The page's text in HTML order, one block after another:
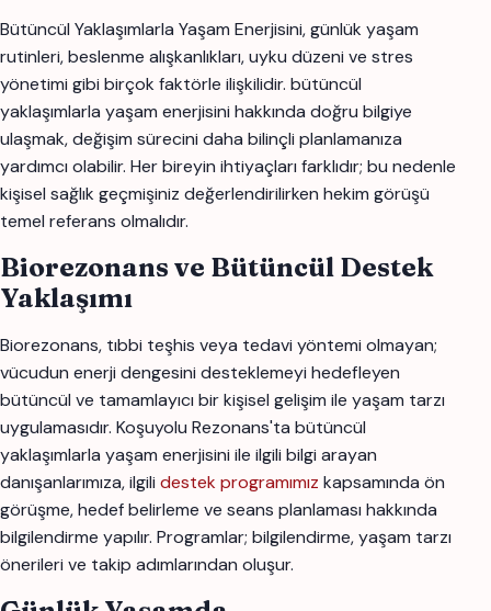
Bütüncül Yaklaşımlarla Yaşam Enerjisini, günlük yaşam
rutinleri, beslenme alışkanlıkları, uyku düzeni ve stres
yönetimi gibi birçok faktörle ilişkilidir. bütüncül
yaklaşımlarla yaşam enerjisini hakkında doğru bilgiye
ulaşmak, değişim sürecini daha bilinçli planlamanıza
yardımcı olabilir. Her bireyin ihtiyaçları farklıdır; bu nedenle
kişisel sağlık geçmişiniz değerlendirilirken hekim görüşü
temel referans olmalıdır.
Biorezonans ve Bütüncül Destek
Yaklaşımı
Biorezonans, tıbbi teşhis veya tedavi yöntemi olmayan;
vücudun enerji dengesini desteklemeyi hedefleyen
bütüncül ve tamamlayıcı bir kişisel gelişim ile yaşam tarzı
uygulamasıdır. Koşuyolu Rezonans'ta bütüncül
yaklaşımlarla yaşam enerjisini ile ilgili bilgi arayan
danışanlarımıza, ilgili destek programımız kapsamında ön
görüşme, hedef belirleme ve seans planlaması hakkında
bilgilendirme yapılır. Programlar; bilgilendirme, yaşam tarzı
önerileri ve takip adımlarından oluşur.